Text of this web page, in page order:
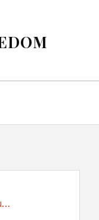
Atacado e incendiado un buque cisterna en...